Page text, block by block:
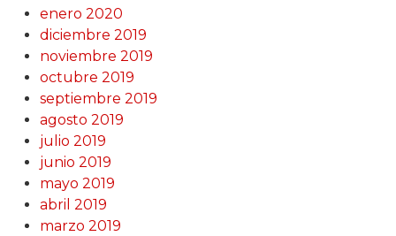
enero 2020
diciembre 2019
noviembre 2019
octubre 2019
septiembre 2019
agosto 2019
julio 2019
junio 2019
mayo 2019
abril 2019
marzo 2019